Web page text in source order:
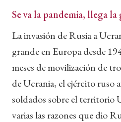
Se va la pandemia, llega
La invasión de Rusia a
grande en Europa desde
meses de movilización de
de Ucrania, el ejército ruso
soldados sobre el territorio
varias las razones que dio